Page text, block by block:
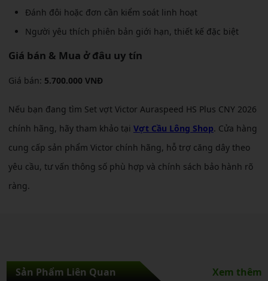
Đánh đôi hoặc đơn cần kiểm soát linh hoạt
Người yêu thích phiên bản giới hạn, thiết kế đặc biệt
Giá bán & Mua ở đâu uy tín
Giá bán: 5.700.000 VNĐ
Nếu bạn đang tìm Set vợt Victor Auraspeed HS Plus CNY 2026
chính hãng, hãy tham khảo tại Vợt Cầu Lông Shop. Cửa hàng
cung cấp sản phẩm Victor chính hãng, hỗ trợ căng dây theo
yêu cầu, tư vấn thông số phù hợp và chính sách bảo hành rõ
ràng.
Sản Phẩm Liên Quan Xem thêm